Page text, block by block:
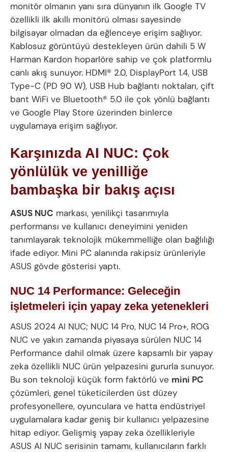
monitör olmanın yanı sıra dünyanın ilk Google TV
özellikli ilk akıllı monitörü olması sayesinde
bilgisayar olmadan da eğlenceye erişim sağlıyor.
Kablosuz görüntüyü destekleyen ürün dahili 5 W
Harman Kardon hoparlöre sahip ve çok platformlu
canlı akış sunuyor. HDMI® 2.0, DisplayPort 1.4, USB
Type-C (PD 90 W), USB Hub bağlantı noktaları, çift
bant WiFi ve Bluetooth® 5.0 ile çok yönlü bağlantı
ve Google Play Store üzerinden binlerce
uygulamaya erişim sağlıyor.
Karşınızda AI NUC: Çok
yönlülük ve yenilliğe
bambaşka bir bakış açısı
ASUS NUC markası, yenilikçi tasarımıyla
performansı ve kullanıcı deneyimini yeniden
tanımlayarak teknolojik mükemmelliğe olan bağlılığı
ifade ediyor. Mini PC alanında rakipsiz ürünleriyle
ASUS gövde gösterisi yaptı.
NUC 14 Performance: Geleceğin
işletmeleri için yapay zeka yetenekleri
ASUS 2024 AI NUC; NUC 14 Pro, NUC 14 Pro+, ROG
NUC ve yakın zamanda piyasaya sürülen NUC 14
Performance dahil olmak üzere kapsamlı bir yapay
zeka özellikli NUC ürün yelpazesini gururla sunuyor.
Bu son teknoloji küçük form faktörlü ve mini PC
çözümleri, genel tüketicilerden üst düzey
profesyonellere, oyunculara ve hatta endüstriyel
uygulamalara kadar geniş bir kullanıcı yelpazesine
hitap ediyor. Gelişmiş yapay zeka özellikleriyle
ASUS AI NUC serisinin tamamı, kullanıcıların farklı